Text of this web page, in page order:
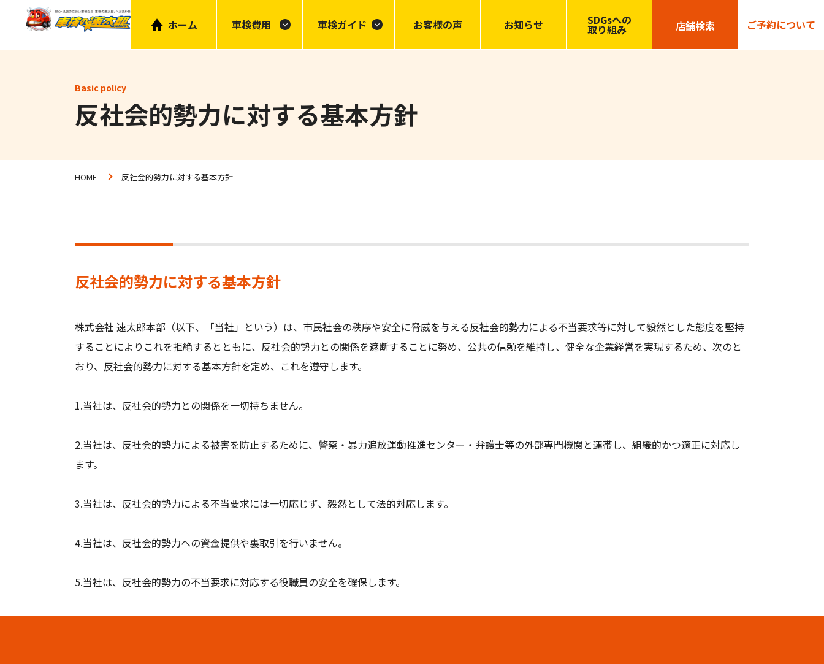
ホーム 車検費用 車検ガイド お客様の声 お知らせ SDGsへの
取り組み 店舗検索 ご予約について
Basic policy
反社会的勢力に対する基本方針
HOME 反社会的勢力に対する基本方針
反社会的勢力に対する基本方針
株式会社 速太郎本部（以下、「当社」という）は、市民社会の秩序や安全に脅威を与える反社会的勢力による不当要求等に対して毅然とした態度を堅持
することによりこれを拒絶するとともに、反社会的勢力との関係を遮断することに努め、公共の信頼を維持し、健全な企業経営を実現するため、次のと
おり、反社会的勢力に対する基本方針を定め、これを遵守します。
1.当社は、反社会的勢力との関係を一切持ちません。
2.当社は、反社会的勢力による被害を防止するために、警察・暴力追放運動推進センター・弁護士等の外部専門機関と連帯し、組織的かつ適正に対応し
ます。
3.当社は、反社会的勢力による不当要求には一切応じず、毅然として法的対応します。
4.当社は、反社会的勢力への資金提供や裏取引を行いません。
5.当社は、反社会的勢力の不当要求に対応する役職員の安全を確保します。